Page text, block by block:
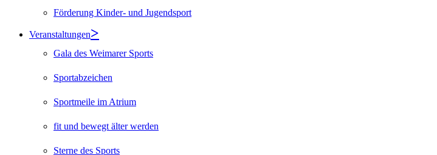
Förderung Kinder- und Jugendsport
Veranstaltungen
Gala des Weimarer Sports
Sportabzeichen
Sportmeile im Atrium
fit und bewegt älter werden
Sterne des Sports